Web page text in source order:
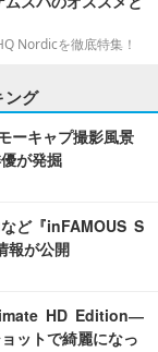
Nordicを徹底特集！
ング
ーキャプ撮影風景
が発掘
ど『inFAMOUS S
報が公開
HD Edition―
ットで綺麗になっ